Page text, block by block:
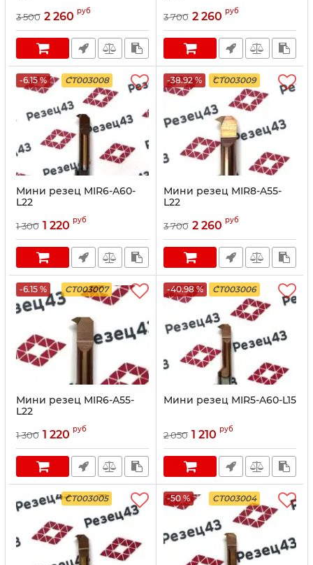
3 500 2 260 руб 3 700 2 260 руб
-6.15 % CT003008
Мини резец MIR6-A60-
L22
1 300 1 220 руб
-38.92 % CT003009
Мини резец MIR8-A55-
L22
3 700 2 260 руб
-6.15 % CT003007
Мини резец MIR6-A55-
L22
1 300 1 220 руб
-40.98 % CT003006
Мини резец MIR5-A60-L15
2 050 1 210 руб
CT003005 -50 % CT003004